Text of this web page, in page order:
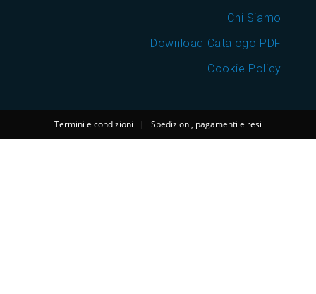
Chi Siamo
Download Catalogo PDF
Cookie Policy
Termini e condizioni | Spedizioni, pagamenti e resi